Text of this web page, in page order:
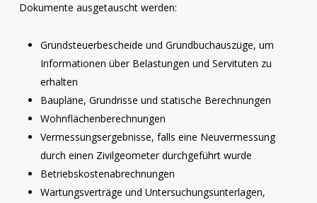
Dokumente ausgetauscht werden:
Grundsteuerbescheide und Grundbuchauszüge, um
Informationen über Belastungen und Servituten zu
erhalten
Baupläne, Grundrisse und statische Berechnungen
Wohnflächenberechnungen
Vermessungsergebnisse, falls eine Neuvermessung
durch einen Zivilgeometer durchgeführt wurde
Betriebskostenabrechnungen
Wartungsverträge und Untersuchungsunterlagen,